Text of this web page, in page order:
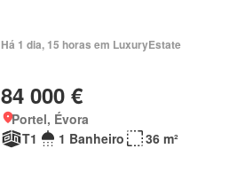
Há 1 dia, 15 horas em LuxuryEstate
84 000 €
Portel, Évora
T1
1 Banheiro 36 m²